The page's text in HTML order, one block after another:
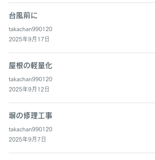
台風前に
takachan990120
2025年9月17日
屋根の軽量化
takachan990120
2025年9月12日
塀の修理工事
takachan990120
2025年9月7日